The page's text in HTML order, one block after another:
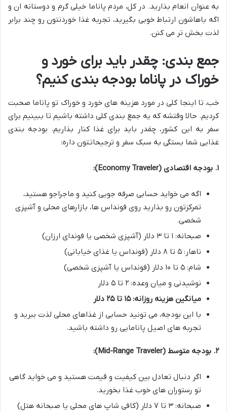
به عنوان انعام بذارید. در کل، مردم پاناما خیلی گرم و دوستانه ان و
اگه باهاشون ارتباط خوبی بگیرید، تجربه غذا خوردنتون رو چند برابر
لذت بخش تر می کنن.
جمع بندی: چقدر باید برای خورد و
خوراک در پاناما بودجه بندی کنیم؟
خب، تا اینجا کلی در مورد هزینه های خورد و خوراک تو پاناما صحبت
کردیم. حالا وقتشه که یه جمع بندی کلی داشته باشیم تا ببینیم برای
سفر به این کشور، چقدر باید برای غذا کنار بذاریم. بودجه بندی
غذایی شما بستگی به سبک سفر و ترجیحاتتون داره:
۱. بودجه اقتصادی (Economy Traveler):
اگه می خواید حسابی صرفه جویی کنید و ماجراجو هستید،
تمرکزتون رو بذارید روی فونداس ها، بازارهای محلی و آشپزی
شخصی.
صبحانه: ۱ تا ۳ دلار (آشپزی شخصی یا فوندای ارزان)
ناهار: ۵ تا ۸ دلار (فونداس یا غذای خیابانی)
شام: ۵ تا ۱۰ دلار (فونداس یا آشپزی شخصی)
نوشیدنی و میان وعده: ۲ تا ۵ دلار
میانگین هزینه روزانه: ۱۵ تا ۲۵ دلار
با این بودجه، می تونید حسابی از غذاهای محلی لذت ببرید و
تجربه های اصیل پانامایی رو داشته باشید.
۲. بودجه متوسط (Mid-Range Traveler):
اگر دنبال تعادل بین کیفیت و قیمت هستید و می خواید گاهی
تو رستوران های خوب غذا بخورید.
صبحانه: ۳ تا ۷ دلار (کافی شاپ های محلی یا صبحانه هتل)